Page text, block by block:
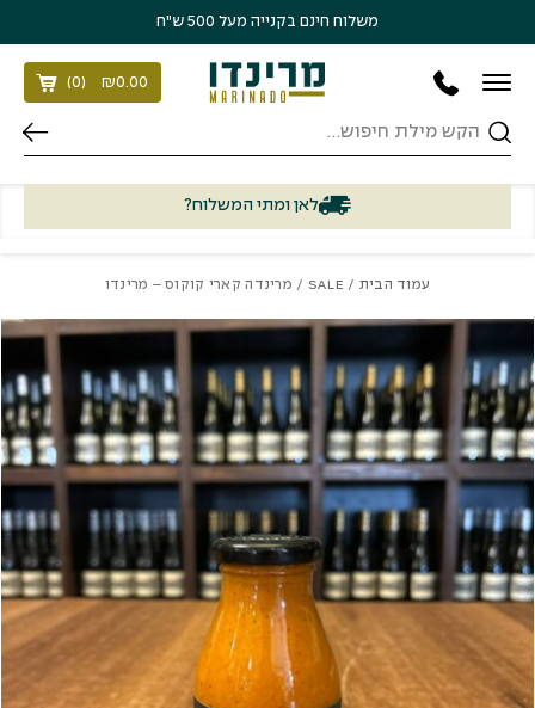
משלוח חינם בקנייה מעל 500 ש״ח
חיפוש
₪0.00
(
0
)
לאן ומתי המשלוח?
עמוד הבית /
SALE / מרינדה קארי קוקוס – מרינדו
כמות מרינדה קארי קוקוס - מרינדו